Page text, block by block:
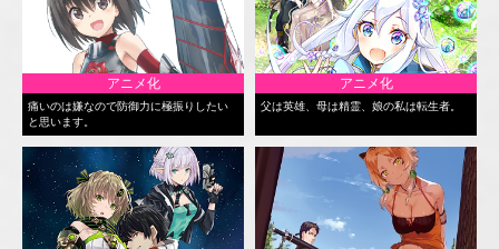
アニメ化
痛いのは嫌なので防御力に極振りしたい
と思います。
アニメ化
父は英雄、母は精霊、娘の私は転生者。